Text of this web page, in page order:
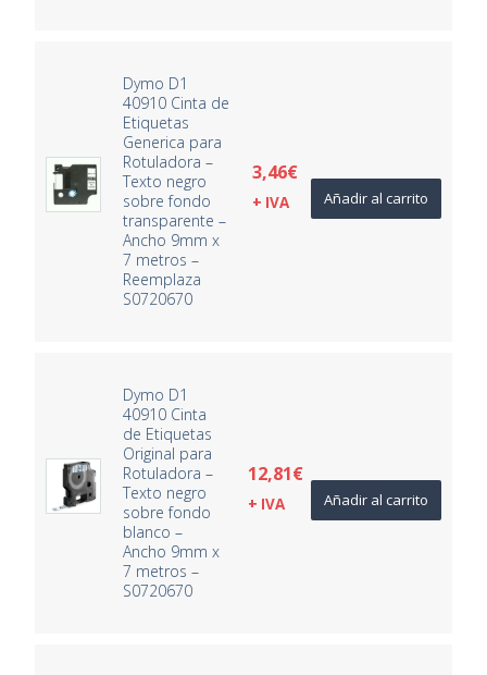
Dymo D1
40910 Cinta de
Etiquetas
Generica para
Rotuladora –
Texto negro
sobre fondo
transparente –
Ancho 9mm x
7 metros –
Reemplaza
S0720670
3,46€
+ IVA Añadir al carrito
Dymo D1
40910 Cinta
de Etiquetas
Original para
Rotuladora –
Texto negro
sobre fondo
blanco –
Ancho 9mm x
7 metros –
S0720670
12,81€
+ IVA Añadir al carrito